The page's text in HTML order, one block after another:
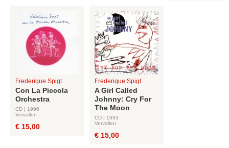
Frederique Spigt
Con La Piccola
Orchestra
CD | 1996
Vervallen
€ 15,00
Frederique Spigt
A Girl Called
Johnny: Cry For
The Moon
CD | 1993
Vervallen
€ 15,00